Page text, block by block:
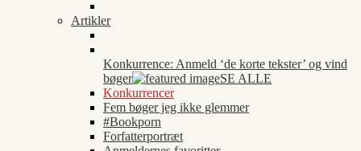
Artikler
Konkurrence: Anmeld ‘de korte tekster’ og vind
bøger
SE ALLE
Konkurrencer
Fem bøger jeg ikke glemmer
#Bookporn
Forfatterportræt